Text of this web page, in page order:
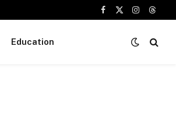
Facebook
X
Instagram
Education